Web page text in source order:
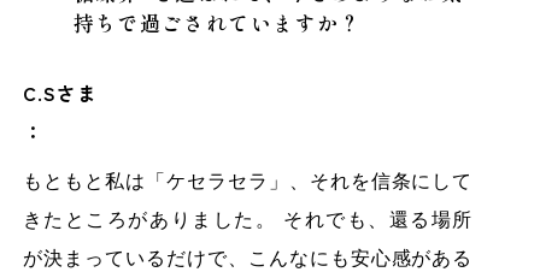
持ちで過ごされていますか？
C.Sさま
：
もともと私は「ケセラセラ」、それを信条にして
きたところがありました。 それでも、還る場所
が決まっているだけで、こんなにも安心感がある